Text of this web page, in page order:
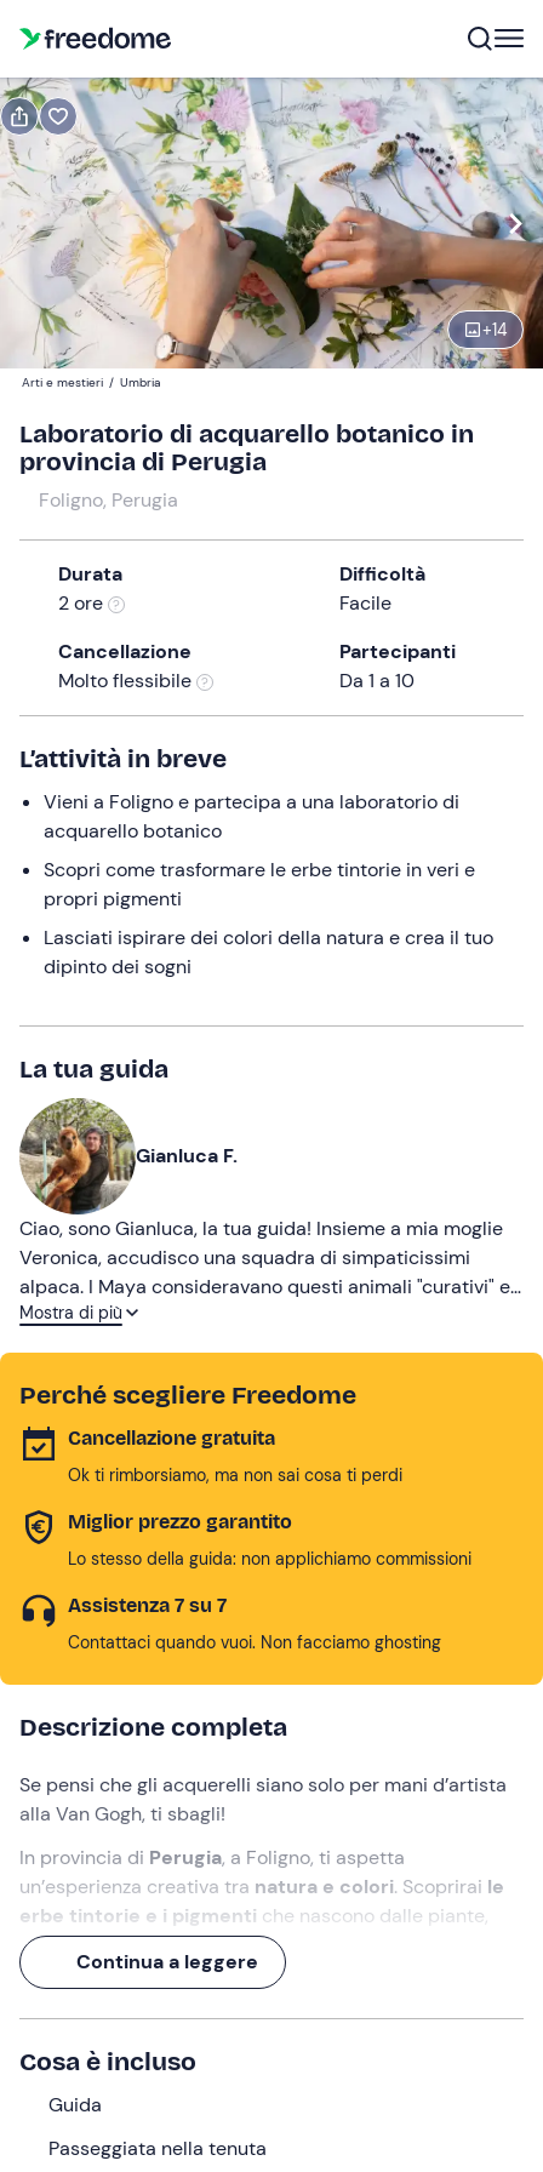
+14
Prenota Regala
Navigate
forward
interact
with
the
and
select
date.
Press
question
get
the
keyboard
shortcuts
changing
dates.
Modifica
16:00 Modifica
Adulti
20 €
1
Bambini
15 €
0
Arti e mestieri / Umbria
Laboratorio di acquarello botanico in
provincia di Perugia
Foligno, Perugia
Durata
2 ore
Difficoltà
Facile
Cancellazione
Molto flessibile
Partecipanti
Da 1 a 10
L’attività in breve
Vieni a Foligno e partecipa a una laboratorio di
acquarello botanico
Scopri come trasformare le erbe tintorie in veri e
propri pigmenti
Lasciati ispirare dei colori della natura e crea il tuo
dipinto dei sogni
La tua guida
Gianluca F.
Ciao, sono Gianluca, la tua guida! Insieme a mia moglie
Veronica, accudisco una squadra di simpaticissimi
alpaca. I Maya consideravano questi animali "curativi" e
non possiamo che confermarlo: con la loro tenerezza
Mostra di più
Perché scegliere Freedome
Cancellazione gratuita
Ok ti rimborsiamo, ma non sai cosa ti perdi
Miglior prezzo garantito
Lo stesso della guida: non applichiamo commissioni
Assistenza 7 su 7
Contattaci quando vuoi. Non facciamo ghosting
Descrizione completa
Se pensi che gli acquerelli siano solo per mani d’artista
alla Van Gogh, ti sbagli!
In provincia di Perugia, a Foligno, ti aspetta
un’esperienza creativa tra natura e colori. Scoprirai le
erbe tintorie e i pigmenti che nascono dalle piante,
assisterai allacreazione di acquarelli
provare a dipingere!
Lasciati ispirare dall'avventura e crea il tuo capolavoro!
Cosa faremo
L’appuntamento è all’orario indicato, nel punto di ritrovo
Foligno (PG)
. Qui saremo immersi nella quiete della
campagna umbra, pronti a iniziare un’esperienza
Continua a leggere
Cosa è incluso
Guida
Passeggiata nella tenuta